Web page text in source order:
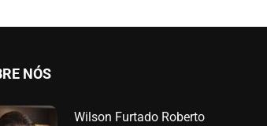
NÓS
Wilson Furtado Roberto